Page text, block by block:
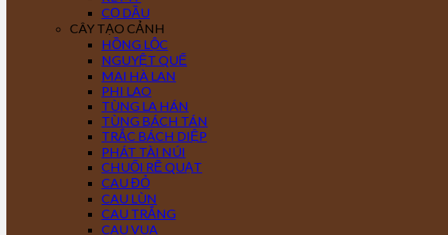
CỌ DẦU
CÂY TẠO CẢNH
HỒNG LỘC
NGUYỆT QUẾ
MAI HÀ LAN
PHI LAO
TÙNG LA HÁN
TÙNG BÁCH TÁN
TRẮC BÁCH DIỆP
PHÁT TÀI NÚI
CHUỐI RẼ QUẠT
CAU ĐỎ
CAU LÙN
CAU TRẮNG
CAU VUA